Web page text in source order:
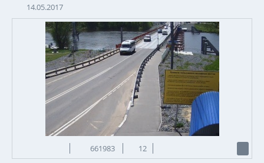
14.05.2017
661983 12